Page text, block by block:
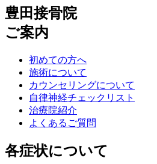
豊田接骨院
ご案内
初めての方へ
施術について
カウンセリングについて
自律神経チェックリスト
治療院紹介
よくあるご質問
各症状について